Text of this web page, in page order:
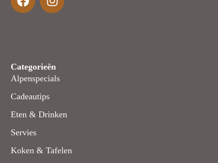
Categorieën
Alpenspecials
Cadeautips
Eten & Drinken
Servies
Koken & Tafelen